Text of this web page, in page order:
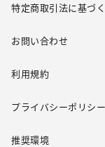
特定商取引法に基づ
お問い合わせ
利用規約
プライバシーポリシー
推奨環境